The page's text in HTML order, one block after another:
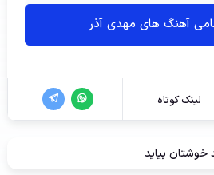
آهنگ های مهدی آذر
لینک کوتاه
بیاید